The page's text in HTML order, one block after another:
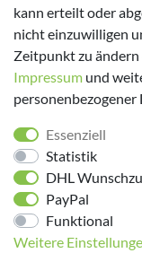
Folge uns!
kann erteilt oder
nicht einzuwilligen
Zeitpunkt zu ändern
Impressum und
Essenziell
Statistik
DHL
PayPal
Funktional
Weitere